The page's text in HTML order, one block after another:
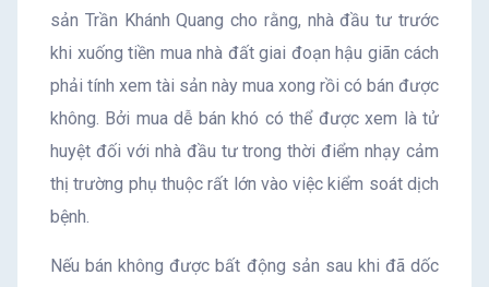
sản Trần Khánh Quang cho rằng, nhà đầu tư trước
khi xuống tiền mua nhà đất giai đoạn hậu giãn cách
phải tính xem tài sản này mua xong rồi có bán được
không. Bởi mua dễ bán khó có thể được xem là tử
huyệt đối với nhà đầu tư trong thời điểm nhạy cảm
thị trường phụ thuộc rất lớn vào việc kiểm soát dịch
bệnh.
Nếu bán không được bất động sản sau khi đã dốc